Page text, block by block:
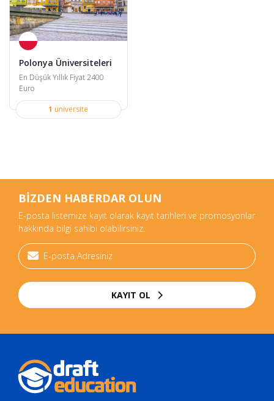
Polonya Üniversiteleri
En Düşük Yıllık Fiyat 2400
Euro
1 üniversite
BİZDEN HABERDAR OLUN
E-posta listemize kayıt olarak kayıt tarihleri ve promosyonlar
hakkında bilgi sahibi olabilirsiniz.
KAYIT OL